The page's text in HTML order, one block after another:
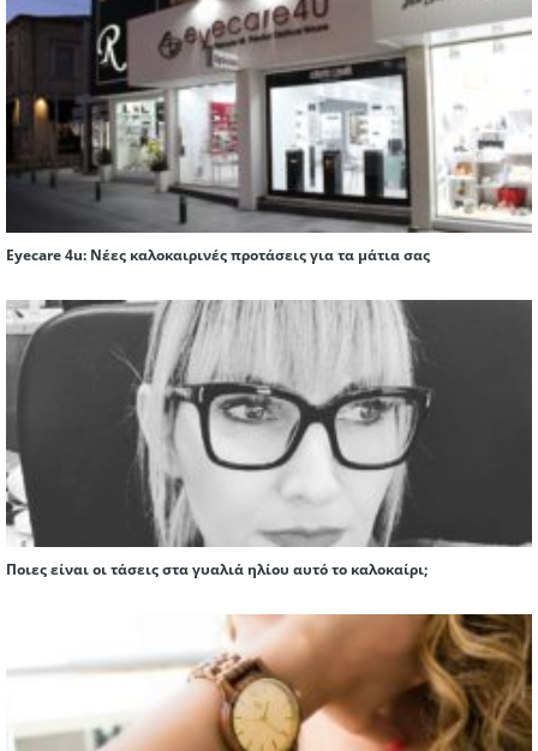
Eyecare 4u: Νέες καλοκαιρινές προτάσεις για τα μάτια σας
Ποιες είναι οι τάσεις στα γυαλιά ηλίου αυτό το καλοκαίρι;